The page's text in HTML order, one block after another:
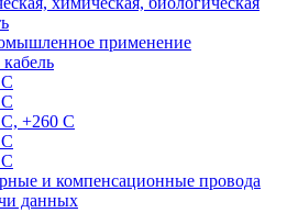
применение
+260 С
и компенсационные провода
данных